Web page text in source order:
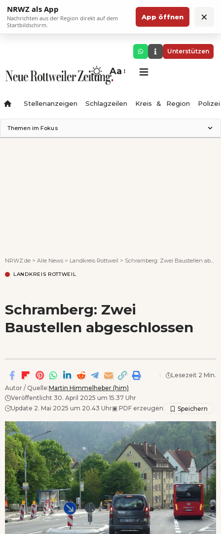
NRWZ als App
Nachrichten aus der Region direkt auf dem
Startbildschirm.
App öffnen ×
Unterstützen
Aa
Stellenanzeigen Schlagzeilen Kreis & Region Polizei
Themen im Fokus
NRWZ.de > Alle News > Landkreis Rottweil > Schramberg: Zwei Baustellen abgeschlossen
LANDKREIS ROTTWEIL
Schramberg: Zwei
Baustellen abgeschlossen
Autor / Quelle:Martin Himmelheber (him)
Veröffentlicht 30. April 2025 um 15.37 Uhr
Update 2. Mai 2025 um 20.43 Uhr▣ PDF erzeugen
Lesezeit 2 Min.